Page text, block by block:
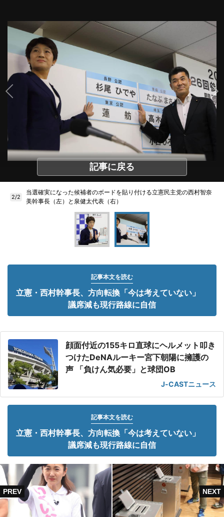
記事に戻る
2/2
当選確実になった候補者のボードを貼り付ける立憲民主党の西村智奈
美幹事長（左）と泉健太代表（右）
記事本文を読む
立憲・西村幹事長、方向転換「今は考えていない」
議席減も現行路線に自信
顔面付近の155キロ直球にヘルメット叩き
つけたDeNAルーキー宮下朝陽に擁護の
声 「負けん気必要」と球団OB
J-CASTニュース
記事本文を読む
立憲・西村幹事長、方向転換「今は考えていない」
議席減も現行路線に自信